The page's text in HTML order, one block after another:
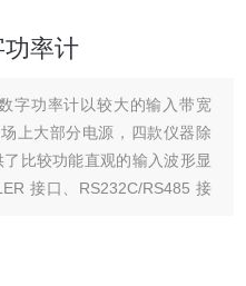
功率计
字功率计以较大的输入带宽
上大部分电源，四款仪器除
比较功能直观的输入波形显
接口、RS232C/RS485 接
同型号的区别主要在于电流